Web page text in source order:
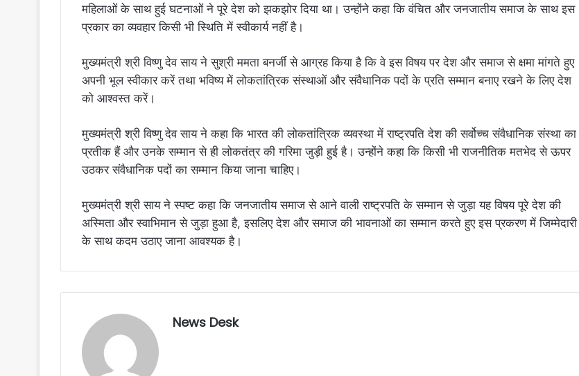
महिलाओं के साथ हुई घटनाओं ने पूरे देश को झकझोर दिया था। उन्होंने कहा कि वंचित और जनजातीय समाज के साथ इस
प्रकार का व्यवहार किसी भी स्थिति में स्वीकार्य नहीं है।
मुख्यमंत्री श्री विष्णु देव साय ने सुश्री ममता बनर्जी से आग्रह किया है कि वे इस विषय पर देश और समाज से क्षमा मांगते हुए
अपनी भूल स्वीकार करें तथा भविष्य में लोकतांत्रिक संस्थाओं और संवैधानिक पदों के प्रति सम्मान बनाए रखने के लिए देश
को आश्वस्त करें।
मुख्यमंत्री श्री विष्णु देव साय ने कहा कि भारत की लोकतांत्रिक व्यवस्था में राष्ट्रपति देश की सर्वोच्च संवैधानिक संस्था का
प्रतीक हैं और उनके सम्मान से ही लोकतंत्र की गरिमा जुड़ी हुई है। उन्होंने कहा कि किसी भी राजनीतिक मतभेद से ऊपर
उठकर संवैधानिक पदों का सम्मान किया जाना चाहिए।
मुख्यमंत्री श्री साय ने स्पष्ट कहा कि जनजातीय समाज से आने वाली राष्ट्रपति के सम्मान से जुड़ा यह विषय पूरे देश की
अस्मिता और स्वाभिमान से जुड़ा हुआ है, इसलिए देश और समाज की भावनाओं का सम्मान करते हुए इस प्रकरण में जिम्मेदारी
के साथ कदम उठाए जाना आवश्यक है।
News Desk